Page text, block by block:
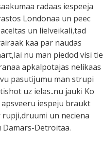
radaas iespeeja
Londonaa un peec
un lielveikali,tad
kaa par naudas
nu man piedod visi tie
apkalpotajas nelikaas
pasutijumu man strupi
uz ielas..nu jauki Ko
iespeju braukt
un neciena
Detroitaa.